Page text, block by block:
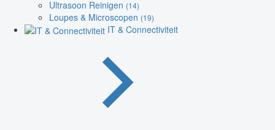
Ultrasoon Reinigen (14)
Loupes & Microscopen (19)
IT & Connectiviteit